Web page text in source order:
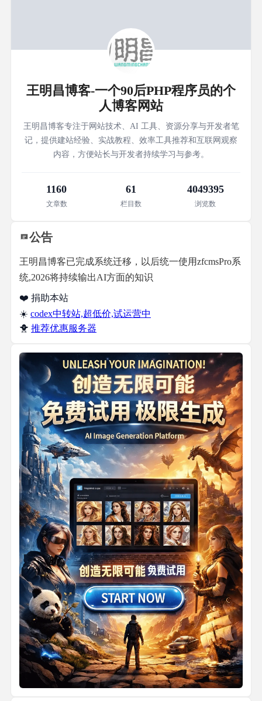
王明昌博客-一个90后PHP程序员的个
人博客网站
王明昌博客专注于网站技术、AI 工具、资源分享与开发者笔
记，提供建站经验、实战教程、效率工具推荐和互联网观察
内容，方便站长与开发者持续学习与参考。
1160
文章数
61
栏目数
4049395
浏览数
公告
王明昌博客已完成系统迁移，以后统一使用zfcmsPro系
统,2026将持续输出AI方面的知识
❤️ 捐助本站
☀️ codex中转站,超低价,试运营中
🐥 推荐优惠服务器